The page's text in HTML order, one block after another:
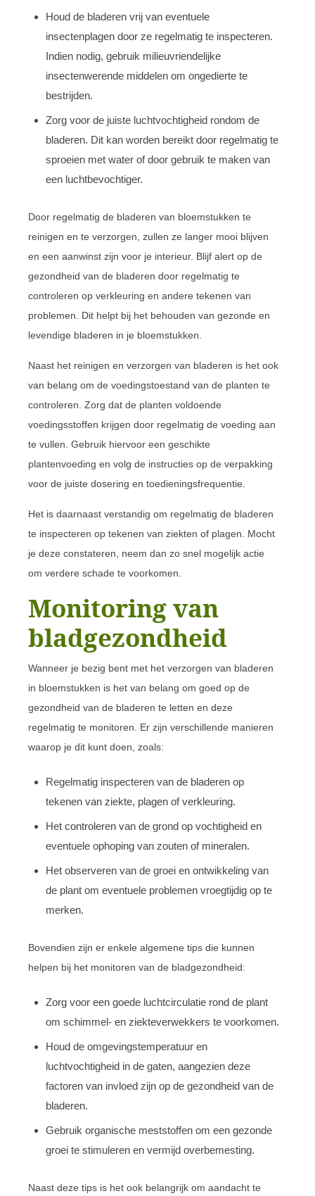
Houd de bladeren vrij van eventuele
insectenplagen door ze regelmatig te inspecteren.
Indien nodig, gebruik milieuvriendelijke
insectenwerende middelen om ongedierte te
bestrijden.
Zorg voor de juiste luchtvochtigheid rondom de
bladeren. Dit kan worden bereikt door regelmatig te
sproeien met water of door gebruik te maken van
een luchtbevochtiger.
Door regelmatig de bladeren van bloemstukken te
reinigen en te verzorgen, zullen ze langer mooi blijven
en een aanwinst zijn voor je interieur. Blijf alert op de
gezondheid van de bladeren door regelmatig te
controleren op verkleuring en andere tekenen van
problemen. Dit helpt bij het behouden van gezonde en
levendige bladeren in je bloemstukken.
Naast het reinigen en verzorgen van bladeren is het ook
van belang om de voedingstoestand van de planten te
controleren. Zorg dat de planten voldoende
voedingsstoffen krijgen door regelmatig de voeding aan
te vullen. Gebruik hiervoor een geschikte
plantenvoeding en volg de instructies op de verpakking
voor de juiste dosering en toedieningsfrequentie.
Het is daarnaast verstandig om regelmatig de bladeren
te inspecteren op tekenen van ziekten of plagen. Mocht
je deze constateren, neem dan zo snel mogelijk actie
om verdere schade te voorkomen.
Monitoring van
bladgezondheid
Wanneer je bezig bent met het verzorgen van bladeren
in bloemstukken is het van belang om goed op de
gezondheid van de bladeren te letten en deze
regelmatig te monitoren. Er zijn verschillende manieren
waarop je dit kunt doen, zoals:
Regelmatig inspecteren van de bladeren op
tekenen van ziekte, plagen of verkleuring.
Het controleren van de grond op vochtigheid en
eventuele ophoping van zouten of mineralen.
Het observeren van de groei en ontwikkeling van
de plant om eventuele problemen vroegtijdig op te
merken.
Bovendien zijn er enkele algemene tips die kunnen
helpen bij het monitoren van de bladgezondheid:
Zorg voor een goede luchtcirculatie rond de plant
om schimmel- en ziekteverwekkers te voorkomen.
Houd de omgevingstemperatuur en
luchtvochtigheid in de gaten, aangezien deze
factoren van invloed zijn op de gezondheid van de
bladeren.
Gebruik organische meststoffen om een gezonde
groei te stimuleren en vermijd overbemesting.
Naast deze tips is het ook belangrijk om aandacht te